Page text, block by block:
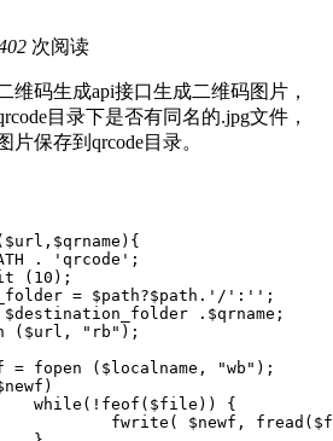
次阅读
维码生成api接口生成二维码图片，
目录下是否有同名的.jpg文件，
保存到qrcode目录。